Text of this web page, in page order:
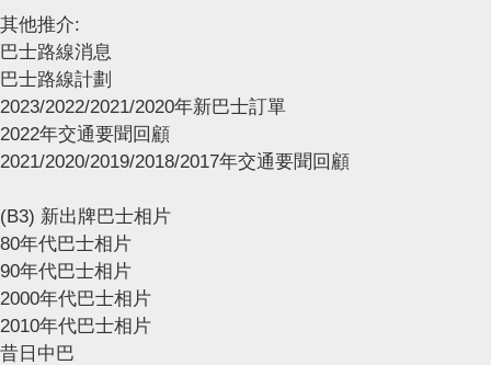
其他推介:
巴士路線消息
巴士路線計劃
2023/2022/2021/2020年新巴士訂單
2022年交通要聞回顧
2021/2020/2019/2018/2017年交通要聞回顧
(B3) 新出牌巴士相片
80年代巴士相片
90年代巴士相片
2000年代巴士相片
2010年代巴士相片
昔日中巴